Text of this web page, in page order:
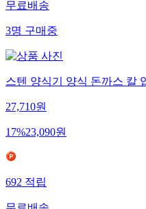
무료배송
3명구매중
스텐 양식기 양식 돈까스 칼
27,710원
17%23,090원
692적립